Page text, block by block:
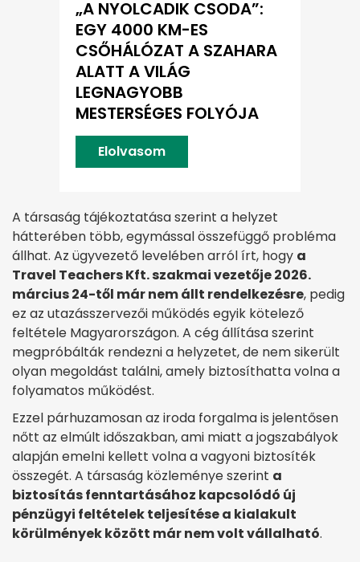
„A NYOLCADIK CSODA”:
EGY 4000 KM-ES
CSŐHÁLÓZAT A SZAHARA
ALATT A VILÁG
LEGNAGYOBB
MESTERSÉGES FOLYÓJA
Elolvasom
A társaság tájékoztatása szerint a helyzet
hátterében több, egymással összefüggő probléma
állhat. Az ügyvezető levelében arról írt, hogy a
Travel Teachers Kft. szakmai vezetője 2026.
március 24-től már nem állt rendelkezésre, pedig
ez az utazásszervezői működés egyik kötelező
feltétele Magyarországon. A cég állítása szerint
megpróbálták rendezni a helyzetet, de nem sikerült
olyan megoldást találni, amely biztosíthatta volna a
folyamatos működést.
Ezzel párhuzamosan az iroda forgalma is jelentősen
nőtt az elmúlt időszakban, ami miatt a jogszabályok
alapján emelni kellett volna a vagyoni biztosíték
összegét. A társaság közleménye szerint a
biztosítás fenntartásához kapcsolódó új
pénzügyi feltételek teljesítése a kialakult
körülmények között már nem volt vállalható.